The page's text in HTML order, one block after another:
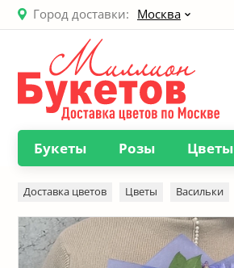
Город доставки: Москва
Букеты Розы Цветы
Доставка цветов Цветы Васильки